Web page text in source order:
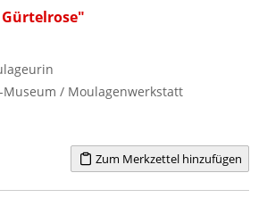
Museum / Moulagenwerkstatt
Zum Merkzettel hinzufügen